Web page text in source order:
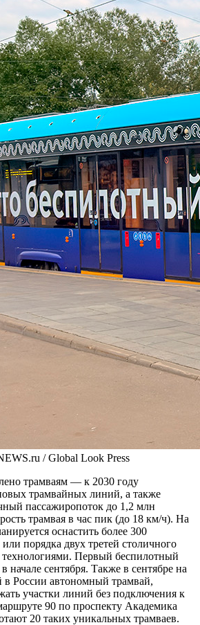
/ Global Look Press
трамваям — к 2030 году
трамвайных линий, а также
пассажиропоток до 1,2 млн
трамвая в час пик (до 18 км/ч). На
оснастить более 300
порядка двух третей столичного
Первый беспилотный
начале сентября. Также в сентябре на
России автономный трамвай,
участки линий без подключения к
90 по проспекту Академика
20 таких уникальных трамваев.